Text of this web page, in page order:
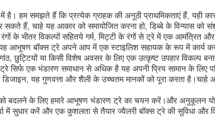
हम समझते हैं कि प्रत्येक ग्राहक की अनूठी प्राथमिकताएं हैं,
हैं, चाहे यह आकार को समायोजित करना हो, डिब्बे के विन्यास को
के भीतर विकल्पों सहितये गर्म, मिट्टी के रंगों से ट्रे में एक आमंत्रित
यह आभूषण बॉक्स ट्रे अपने आप में एक स्टाइलिश सहायक के रूप में कार्य
छुट्टियों या किसी विशेष अवसर के लिए एक उत्कृष्ट उपहार विकल्प
सिर्फ एक भंडारण समाधान से अधिक है यह अपनी प्रिय सामान के
यह गुणवत्ता और शैली के उच्चतम मानकों को पूरा करता
के लिए हमारे आभूषण भंडारण ट्रे का चयन करें।और अनुकूलन
में सुधार करें और एक कुशलता से तैयार ज्वैलरी बॉक्स ट्रे की सुविधा